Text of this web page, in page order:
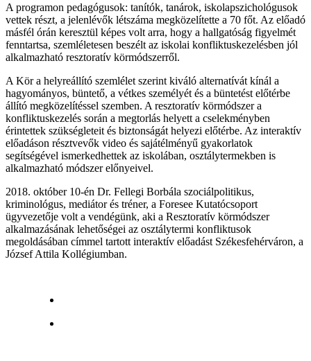
A programon pedagógusok: tanítók, tanárok, iskolapszichológusok
vettek részt, a jelenlévők létszáma megközelítette a 70 főt. Az előadó
másfél órán keresztül képes volt arra, hogy a hallgatóság figyelmét
fenntartsa, szemléletesen beszélt az iskolai konfliktuskezelésben jól
alkalmazható resztoratív körmódszerről.
A Kör a helyreállító szemlélet szerint kiváló alternatívát kínál a
hagyományos, büntető, a vétkes személyét és a büntetést előtérbe
állító megközelítéssel szemben. A resztoratív körmódszer a
konfliktuskezelés során a megtorlás helyett a cselekményben
érintettek szükségleteit és biztonságát helyezi előtérbe. Az interaktív
előadáson résztvevők video és sajátélményű gyakorlatok
segítségével ismerkedhettek az iskolában, osztálytermekben is
alkalmazható módszer előnyeivel.
2018. október 10-én Dr. Fellegi Borbála szociálpolitikus,
kriminológus, mediátor és tréner, a Foresee Kutatócsoport
ügyvezetője volt a vendégünk, aki a Resztoratív körmódszer
alkalmazásának lehetőségei az osztálytermi konfliktusok
megoldásában címmel tartott interaktív előadást Székesfehérváron, a
József Attila Kollégiumban.